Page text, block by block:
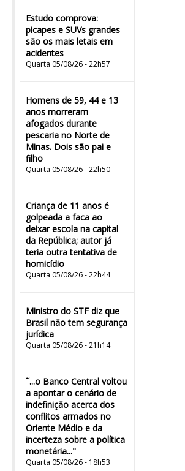
Estudo comprova:
picapes e SUVs grandes
são os mais letais em
acidentes
Quarta 05/08/26 - 22h57
Homens de 59, 44 e 13
anos morreram
afogados durante
pescaria no Norte de
Minas. Dois são pai e
filho
Quarta 05/08/26 - 22h50
Criança de 11 anos é
golpeada a faca ao
deixar escola na capital
da República; autor já
teria outra tentativa de
homicídio
Quarta 05/08/26 - 22h44
Ministro do STF diz que
Brasil não tem segurança
jurídica
Quarta 05/08/26 - 21h14
˜...o Banco Central voltou
a apontar o cenário de
indefinição acerca dos
conflitos armados no
Oriente Médio e da
incerteza sobre a política
monetária..."
Quarta 05/08/26 - 18h53